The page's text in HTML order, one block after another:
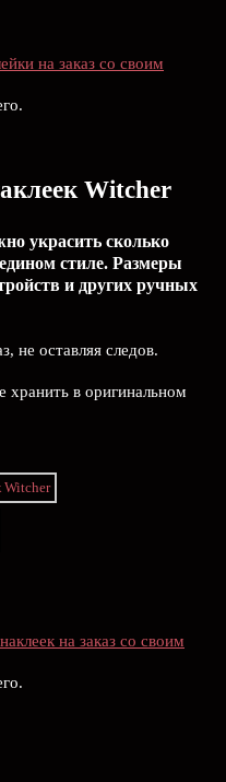
на заказ со своим
Witcher
украсить сколько
стиле. Размеры
и других ручных
не оставляя следов.
хранить в оригинальном
на заказ со своим